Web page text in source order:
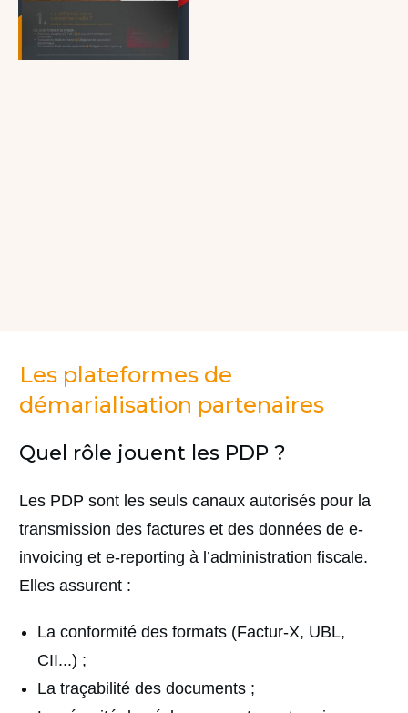
Les plateformes de
démarialisation partenaires
Quel rôle jouent les PDP ?
Les PDP sont les seuls canaux autorisés pour la
transmission des factures et des données de e-
invoicing et e-reporting à l’administration fiscale.
Elles assurent :
La conformité des formats (Factur-X, UBL,
CII...) ;
La traçabilité des documents ;